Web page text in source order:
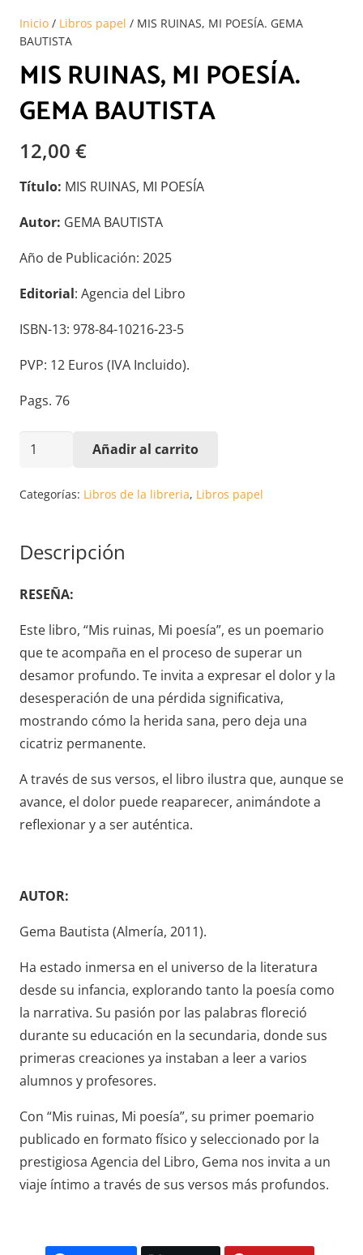
Inicio / Libros papel / MIS RUINAS, MI POESÍA. GEMA
BAUTISTA
MIS RUINAS, MI POESÍA.
GEMA BAUTISTA
12,00 €
Título: MIS RUINAS, MI POESÍA
Autor: GEMA BAUTISTA
Año de Publicación: 2025
Editorial: Agencia del Libro
ISBN-13: 978-84-10216-23-5
PVP: 12 Euros (IVA Incluido).
Pags. 76
MIS
MI
BAUTISTA
Añadir al carrito
Categorías: Libros de la libreria, Libros papel
Descripción
RESEÑA:
Este libro, “Mis ruinas, Mi poesía”, es un poemario
que te acompaña en el proceso de superar un
desamor profundo. Te invita a expresar el dolor y la
desesperación de una pérdida significativa,
mostrando cómo la herida sana, pero deja una
cicatriz permanente.
A través de sus versos, el libro ilustra que, aunque se
avance, el dolor puede reaparecer, animándote a
reflexionar y a ser auténtica.
AUTOR:
Gema Bautista (Almería, 2011).
Ha estado inmersa en el universo de la literatura
desde su infancia, explorando tanto la poesía como
la narrativa. Su pasión por las palabras floreció
durante su educación en la secundaria, donde sus
primeras creaciones ya instaban a leer a varios
alumnos y profesores.
Con “Mis ruinas, Mi poesía”, su primer poemario
publicado en formato físico y seleccionado por la
prestigiosa Agencia del Libro, Gema nos invita a un
viaje íntimo a través de sus versos más profundos.